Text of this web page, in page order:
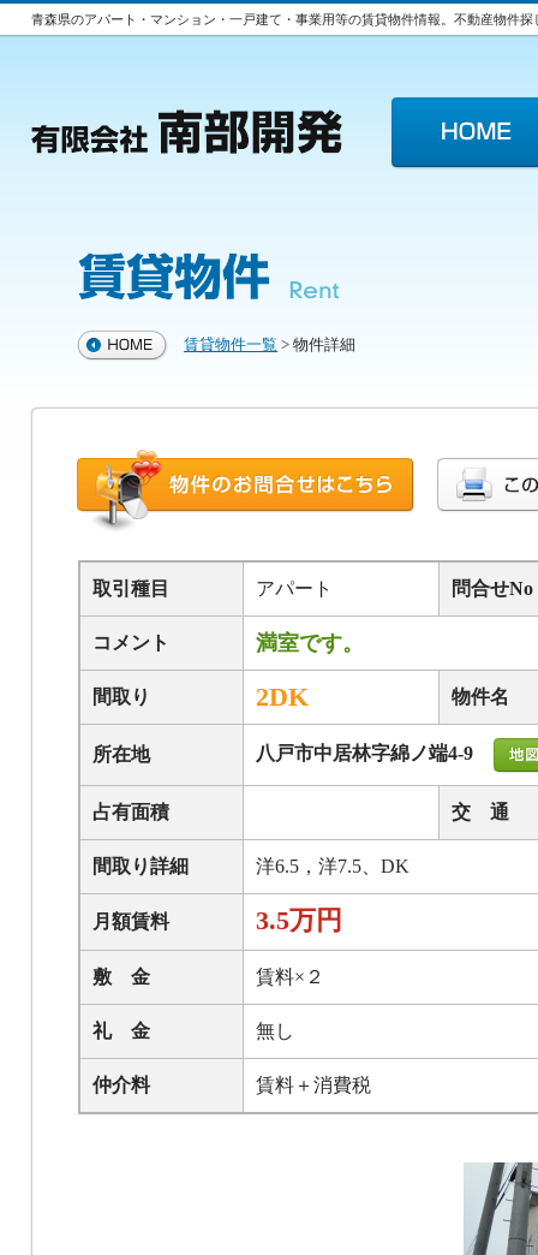
青森県のアパート・マンション・一戸建て・事業用等の賃貸物件情報。不動産物件探
賃貸物件一覧 > 物件詳細
取引種目 アパート 問合せNo
コメント 満室です。
間取り 2DK 物件名
所在地 八戸市中居林字綿ノ端4-9
占有面積 交 通
間取り詳細 洋6.5，洋7.5、DK
月額賃料 3.5万円
敷 金 賃料×２
礼 金 無し
仲介料 賃料＋消費税